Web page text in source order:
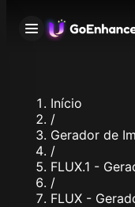
Início
/
Gerador de
/
FLUX.1 -
/
FLUX -